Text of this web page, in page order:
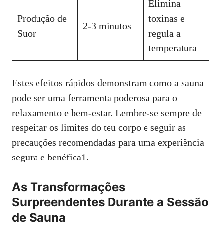
Produção de
Suor
2-3 minutos
Elimina
toxinas e
regula a
temperatura
Estes efeitos rápidos demonstram como a sauna
pode ser uma ferramenta poderosa para o
relaxamento e bem-estar. Lembre-se sempre de
respeitar os limites do teu corpo e seguir as
precauções recomendadas para uma experiência
segura e benéfica1.
As Transformações
Surpreendentes Durante a Sessão
de Sauna